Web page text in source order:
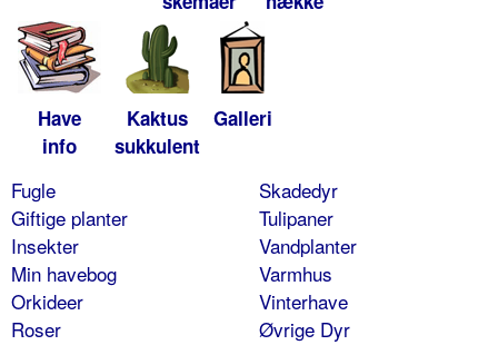
Have
info
Kaktus
sukkulent
Galleri
Fugle
Giftige planter
Insekter
Min havebog
Orkideer
Roser
Skadedyr
Tulipaner
Vandplanter
Varmhus
Vinterhave
Øvrige Dyr